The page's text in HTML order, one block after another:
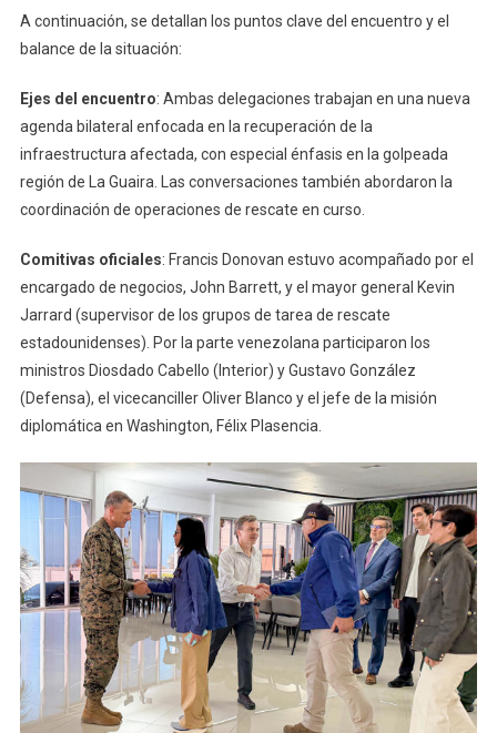
A continuación, se detallan los puntos clave del encuentro y el
balance de la situación:
Ejes del encuentro: Ambas delegaciones trabajan en una nueva
agenda bilateral enfocada en la recuperación de la
infraestructura afectada, con especial énfasis en la golpeada
región de La Guaira. Las conversaciones también abordaron la
coordinación de operaciones de rescate en curso.
Comitivas oficiales: Francis Donovan estuvo acompañado por el
encargado de negocios, John Barrett, y el mayor general Kevin
Jarrard (supervisor de los grupos de tarea de rescate
estadounidenses). Por la parte venezolana participaron los
ministros Diosdado Cabello (Interior) y Gustavo González
(Defensa), el vicecanciller Oliver Blanco y el jefe de la misión
diplomática en Washington, Félix Plasencia.